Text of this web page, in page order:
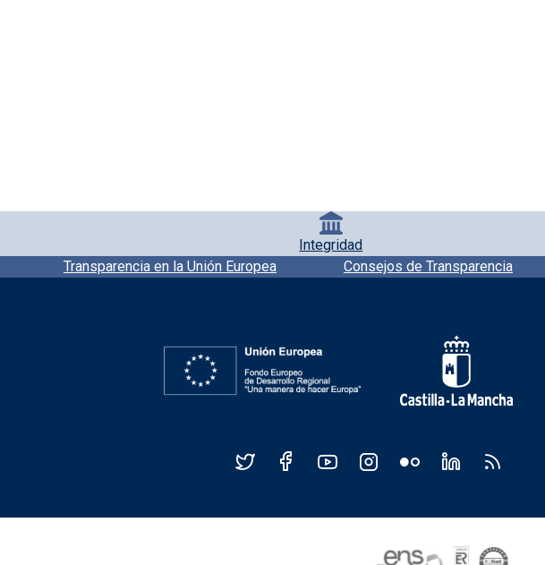
Integridad
Transparencia en la Unión Europea Consejos de Transparencia